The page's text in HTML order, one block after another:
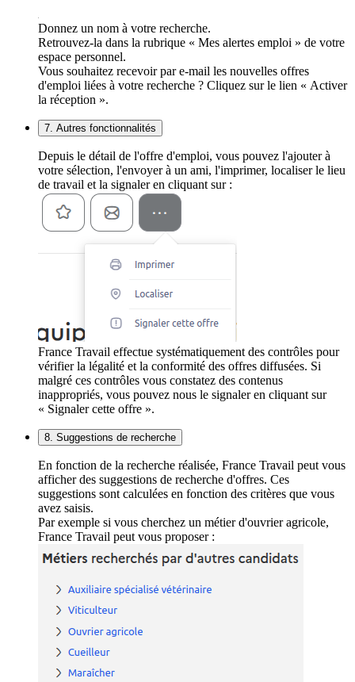
Donnez un nom à votre recherche.
Retrouvez-la dans la rubrique « Mes alertes emploi » de votre
espace personnel.
Vous souhaitez recevoir par e-mail les nouvelles offres
d'emploi liées à votre recherche ? Cliquez sur le lien « Activer
la réception ».
7. Autres fonctionnalités
Depuis le détail de l'offre d'emploi, vous pouvez l'ajouter à
votre sélection, l'envoyer à un ami, l'imprimer, localiser le lieu
de travail et la signaler en cliquant sur :
France Travail effectue systématiquement des contrôles pour
vérifier la légalité et la conformité des offres diffusées. Si
malgré ces contrôles vous constatez des contenus
inappropriés, vous pouvez nous le signaler en cliquant sur
« Signaler cette offre ».
8. Suggestions de recherche
En fonction de la recherche réalisée, France Travail peut vous
afficher des suggestions de recherche d'offres. Ces
suggestions sont calculées en fonction des critères que vous
avez saisis.
Par exemple si vous cherchez un métier d'ouvrier agricole,
France Travail peut vous proposer :